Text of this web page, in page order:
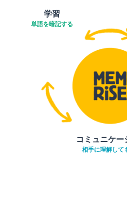
学習
単語を暗記する
コミュニケー
相手に理解して